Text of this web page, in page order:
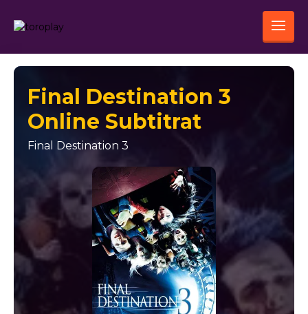
Final Destination 3
Online Subtitrat
Final Destination 3